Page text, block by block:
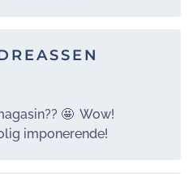
🤩 Wow!
imponerende!